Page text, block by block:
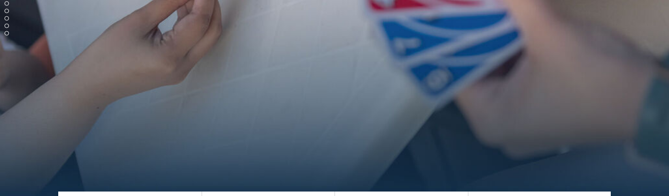
Digitale Patientenakademie
Unsere Expertinnen und Experten beantworten Ihre Fragen